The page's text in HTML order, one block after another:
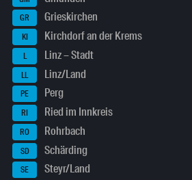
GR Grieskirchen
KI Kirchdorf an der Krems
L Linz – Stadt
LL Linz/Land
PE Perg
RI Ried im Innkreis
RO Rohrbach
SD Schärding
SE Steyr/Land